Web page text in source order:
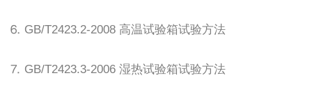
⒍ GB/T2423.2-2008 高温试验箱试验方法
⒎ GB/T2423.3-2006 湿热试验箱试验方法